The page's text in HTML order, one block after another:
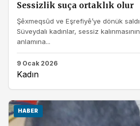
Sessizlik suça ortaklık olur
Şêxmeqsûd ve Eşrefiyê’ye dönük
Süveydalı kadınlar, sessiz
anlamına...
9 Ocak 2026
Kadın
HABER